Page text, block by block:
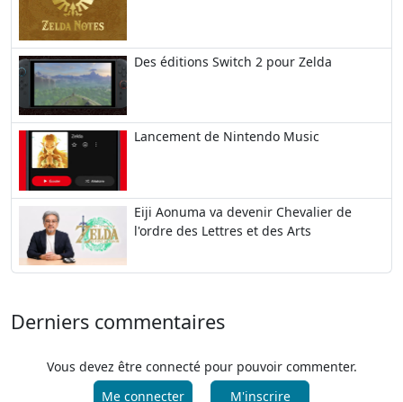
Des éditions Switch 2 pour Zelda
Lancement de Nintendo Music
Eiji Aonuma va devenir Chevalier de
l'ordre des Lettres et des Arts
Derniers commentaires
Vous devez être connecté pour pouvoir commenter.
Me connecter
M'inscrire